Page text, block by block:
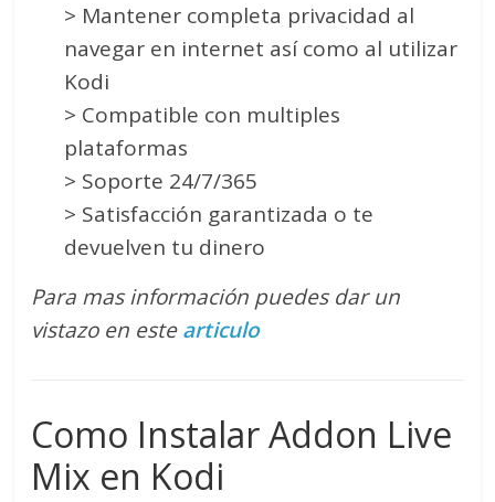
> Mantener completa privacidad al
navegar en internet así como al utilizar
Kodi
> Compatible con multiples
plataformas
> Soporte 24/7/365
> Satisfacción garantizada o te
devuelven tu dinero
Para mas información puedes dar un
vistazo en estearticulo
Como Instalar Addon Live
Mix en Kodi